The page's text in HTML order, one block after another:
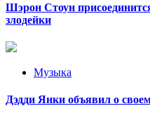
Шэрон Стоун
злодейки
Музыка
Дэдди Янки объявил о